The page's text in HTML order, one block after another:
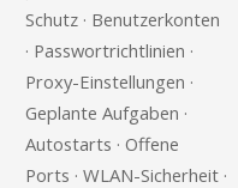
Schutz · Benutzerkonten
· Passwortrichtlinien ·
Proxy-Einstellungen ·
Geplante Aufgaben ·
Autostarts · Offene
Ports · WLAN-Sicherheit ·